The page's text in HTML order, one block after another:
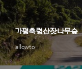
allowto
가평축령산잣나무숲